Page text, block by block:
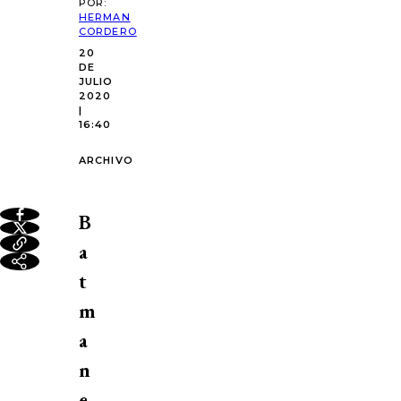
POR:
HERMAN
CORDERO
20
DE
JULIO
2020
|
16:40
ARCHIVO
B
a
t
m
a
n